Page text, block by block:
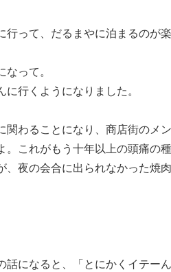
って、だるまやに泊まるのが楽
って。
行くようになりました。
わることになり、商店街の
これがもう十年以上の頭痛の
夜の会合に出られなかった焼
になると、「とにかくイテ